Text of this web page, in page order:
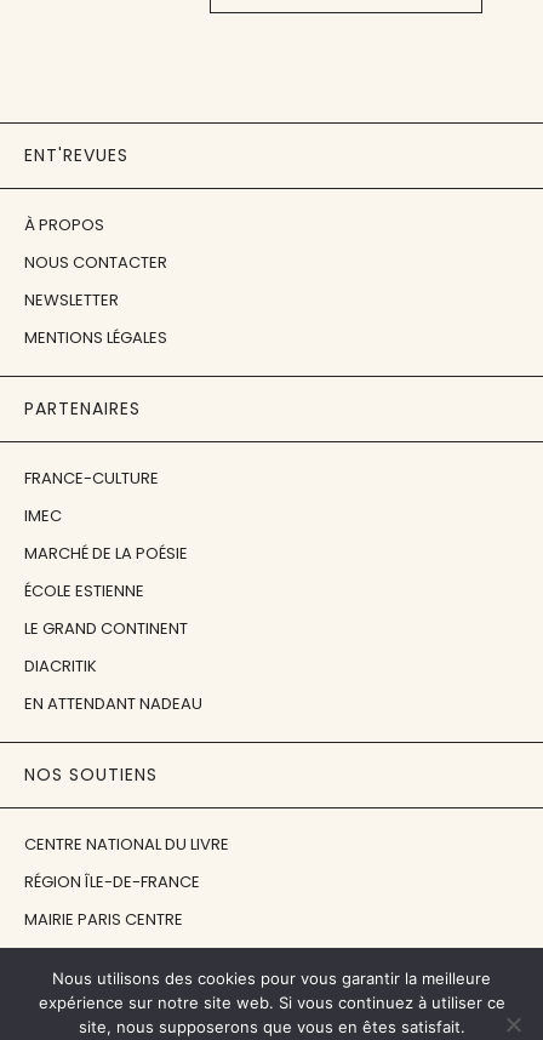
ENT'REVUES
À PROPOS
NOUS CONTACTER
NEWSLETTER
MENTIONS LÉGALES
PARTENAIRES
FRANCE-CULTURE
IMEC
MARCHÉ DE LA POÉSIE
ÉCOLE ESTIENNE
LE GRAND CONTINENT
DIACRITIK
EN ATTENDANT NADEAU
NOS SOUTIENS
CENTRE NATIONAL DU LIVRE
RÉGION ÎLE-DE-FRANCE
MAIRIE PARIS CENTRE
FONDATION JAN MICHALSKI
Nous utilisons des cookies pour vous garantir la meilleure
expérience sur notre site web. Si vous continuez à utiliser ce
site, nous supposerons que vous en êtes satisfait.